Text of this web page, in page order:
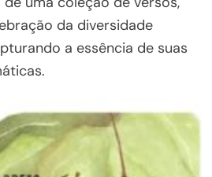
da diversidade
a essência de suas